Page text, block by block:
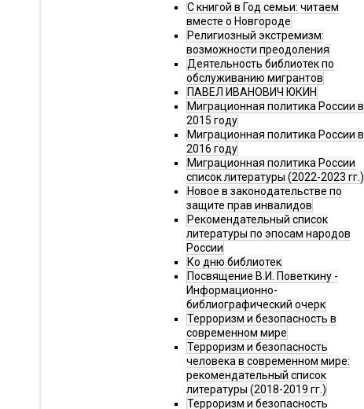
С книгой в Год семьи: читаем
вместе о Новгороде
Религиозный экстремизм:
возможности преодоления
Деятельность библиотек по
обслуживанию мигрантов
ПАВЕЛ ИВАНОВИЧ ЮКИН
Миграционная политика России в
2015 году
Миграционная политика России в
2016 году
Миграционная политика России
список литературы (2022-2023 гг.)
Новое в законодательстве по
защите прав инвалидов
Рекомендательный список
литературы по эпосам народов
России
Ко дню библиотек
Посвящение В.И. Поветкину -
Информационно-
библиографический очерк
Терроризм и безопасность в
современном мире
Терроризм и безопасность
человека в современном мире:
рекомендательный список
литературы (2018-2019 гг.)
Терроризм и безопасность